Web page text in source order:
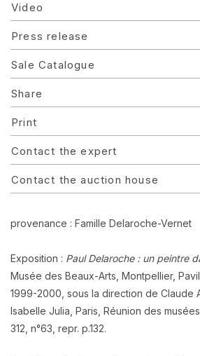
Video
Press release
Sale Catalogue
Share
Print
Contact the expert
Contact the auction house
provenance : Famille Delaroche-Vernet
Exposition : Paul Delaroche : un peintre
Musée des Beaux-Arts, Montpellier,
1999-2000, sous la direction de Claude
Isabelle Julia, Paris, Réunion des
312, n°63, repr. p.132.